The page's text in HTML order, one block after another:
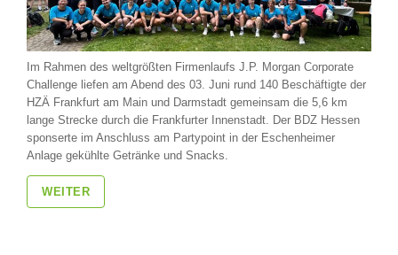
Im Rahmen des weltgrößten Firmenlaufs J.P. Morgan Corporate
Challenge liefen am Abend des 03. Juni rund 140 Beschäftigte der
HZÄ Frankfurt am Main und Darmstadt gemeinsam die 5,6 km
lange Strecke durch die Frankfurter Innenstadt. Der BDZ Hessen
sponserte im Anschluss am Partypoint in der Eschenheimer
Anlage gekühlte Getränke und Snacks.
WEITER